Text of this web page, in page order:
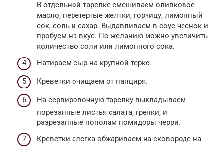
В отдельной тарелке смешиваем оливковое
масло, перетертые желтки, горчицу, лимонный
сок, соль и сахар. Выдавливаем в соус чеснок и
пробуем на вкус. По желанию можно увеличить
количество соли или лимонного сока.
Натираем сыр на крупной терке.
Креветки очищаем от панциря.
На сервировочную тарелку выкладываем
порезанные листья салата, гренки, и
разрезанные пополам помидоры черри.
Креветки слегка обжариваем на сковороде на